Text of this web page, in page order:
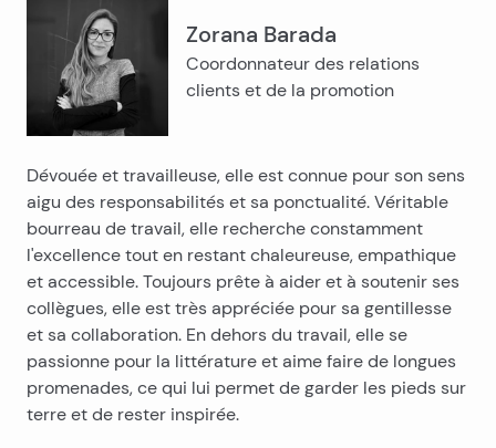
Zorana Barada
Coordonnateur des relations
clients et de la promotion
Dévouée et travailleuse, elle est connue pour son sens
aigu des responsabilités et sa ponctualité. Véritable
bourreau de travail, elle recherche constamment
l'excellence tout en restant chaleureuse, empathique
et accessible. Toujours prête à aider et à soutenir ses
collègues, elle est très appréciée pour sa gentillesse
et sa collaboration. En dehors du travail, elle se
passionne pour la littérature et aime faire de longues
promenades, ce qui lui permet de garder les pieds sur
terre et de rester inspirée.